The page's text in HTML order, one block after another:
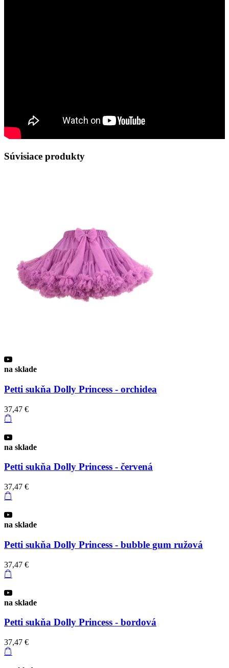
Súvisiace produkty
na sklade
Petti sukňa Dolly Princess - orchidea
37,47 €
na sklade
Petti sukňa Dolly Princess - červená
37,47 €
na sklade
Petti sukňa Dolly Princess - bubble gum ružová
37,47 €
na sklade
Petti sukňa Dolly Princess - bordová
37,47 €